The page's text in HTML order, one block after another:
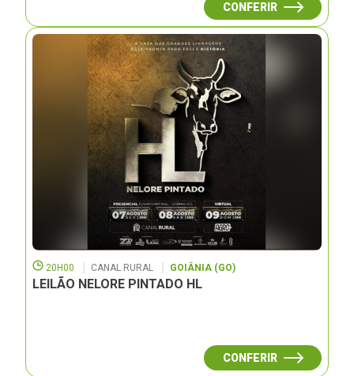
CONFERIR
20H00 CANAL RURAL GOIÂNIA (GO)
LEILÃO NELORE PINTADO HL
CONFERIR